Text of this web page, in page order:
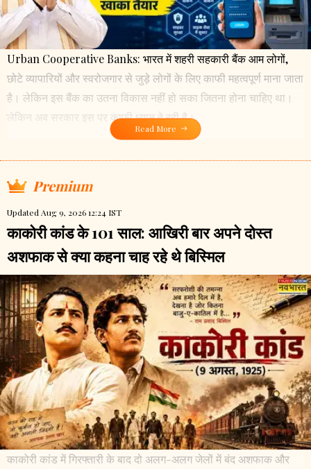
Urban Cooperative Banks: भारत में शहरी सहकारी बैंक आम लोगों,
छोटे व्यापारियों और स्वरोजगार से जुड़े लोगों के लिए काफी महत्वपूर्ण माना जाता
है। लेकिन इस बैंक का उतना विकास नहीं हो सका जितना होना चाहिए था।
लेकिन अब सरकार इस पर काफी ध्यान दे रही है।
Read More
Premium
Updated Aug 9, 2026 12:24 IST
काकोरी कांड के 101 साल: आखिरी बार अपने दोस्त
अशफाक से क्या कहना चाह रहे थे बिस्मिल
काकोरी कांड में गिरफ्तारी के बाद दो अलग-अलग जेलों में बंद अशफाक और